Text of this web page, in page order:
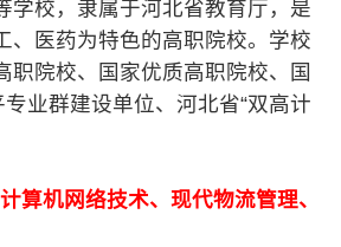
学校，隶属于河北省教育厅，是
、医药为特色的高职院校。学校
职院校、国家优质高职院校、国
专业群建设单位、河北省“双高计
计算机网络技术、现代物流管理、